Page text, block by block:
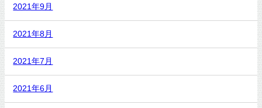
2021年9月
2021年8月
2021年7月
2021年6月